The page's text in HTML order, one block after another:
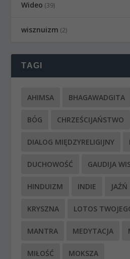
Wideo (39)
wisznuizm (2)
TAGI
AHIMSA BHAGAWADGITA
BÓG CHRZEŚCIJAŃSTWO
DIALOG MIĘDZYRELIGIJNY
DUCHOWOŚĆ GAUDIJA
HINDUIZM INDIE JAŹŃ
KRYSZNA LOTOS
MANTRA MEDYTACJA
MIŁOŚĆ MOKSZA